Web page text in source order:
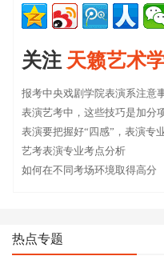
关注 天籁艺术
报考中央戏剧学院表演系注意
表演艺考中，这些技巧是加分
表演要把握好“四感”，表演专
艺考表演专业考点分析
如何在不同考场环境取得高分
热点专题